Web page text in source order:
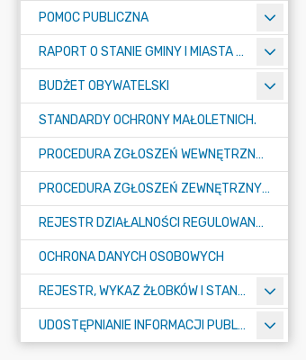
POMOC PUBLICZNA
RAPORT O STANIE GMINY I MIASTA TULISZKÓW
BUDŻET OBYWATELSKI
STANDARDY OCHRONY MAŁOLETNICH.
PROCEDURA ZGŁOSZEŃ WEWNĘTRZNYCH W URZĘDZIE GMINY I MIASTA W TULISZKOWIE
PROCEDURA ZGŁOSZEŃ ZEWNĘTRZNYCH
REJESTR DZIAŁALNOŚCI REGULOWANEJ
OCHRONA DANYCH OSOBOWYCH
REJESTR, WYKAZ ŻŁOBKÓW I STANDARDY OPIEKI NAD DZIEĆMI W WIEKU DO LAT 3
UDOSTĘPNIANIE INFORMACJI PUBLICZNEJ